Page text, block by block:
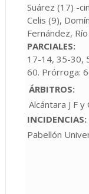
Suárez (17) -
Celis (9),
Fernández,
PARCIALES:
17-14, 35-30,
60. Prórroga:
ÁRBITROS:
Alcántara J F y
INCIDENCIAS:
Pabellón